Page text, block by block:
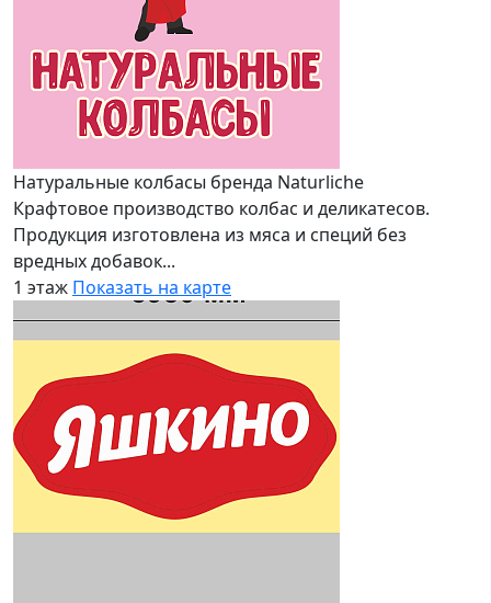
Натуральные колбасы бренда Naturliche
Крафтовое производство колбас и деликатесов.
Продукция изготовлена из мяса и специй без
вредных добавок...
1 этаж Показать на карте